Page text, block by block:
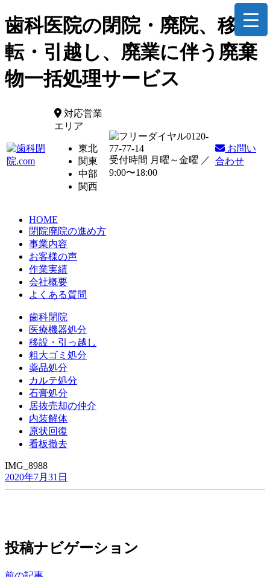
歯科医院の閉院・廃院、移
転・引越し、廃業に伴う廃棄
物一括処理サービス
対応営業
エリア
東北
関東
中部
関西
0120-
77-77-14
受付時間 月曜～金曜 ／
9:00〜18:00
お問い
合わせ
HOME
閉院廃院の進め方
事業内容
お客様の声
作業実績
会社概要
よくある質問
歯科閉院
医療機器処分
移設・引っ越し
粗大ゴミ処分
薬品処分
カルテ処分
石膏処分
居抜売却の仲介
内装解体
原状回復
看板撤去
IMG_8988
2020年7月31日
投稿ナビゲーション